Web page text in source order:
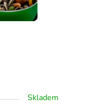
Skladem